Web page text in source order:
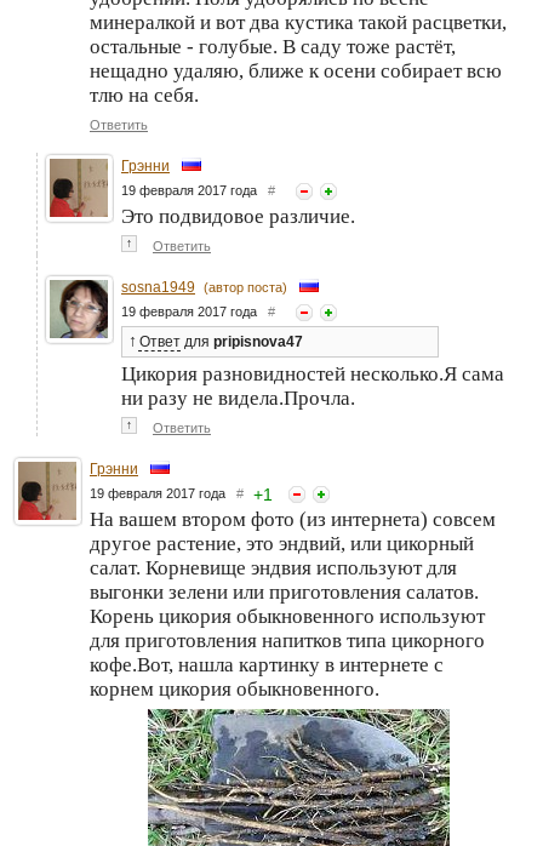
минералкой и вот два кустика такой расцветки,
остальные - голубые. В саду тоже растёт,
нещадно удаляю, ближе к осени собирает всю
тлю на себя.
Ответить
Грэнни
19 февраля 2017 года #
Это подвидовое различие.
↑ Ответить
sosna1949 (автор поста)
19 февраля 2017 года #
↑ Ответ для pripisnova47
Цикория разновидностей несколько.Я сама
ни разу не видела.Прочла.
↑ Ответить
Грэнни
19 февраля 2017 года # +1
На вашем втором фото (из интернета) совсем
другое растение, это эндвий, или цикорный
салат. Корневище эндвия используют для
выгонки зелени или приготовления салатов.
Корень цикория обыкновенного используют
для приготовления напитков типа цикорного
кофе.Вот, нашла картинку в интернете с
корнем цикория обыкновенного.